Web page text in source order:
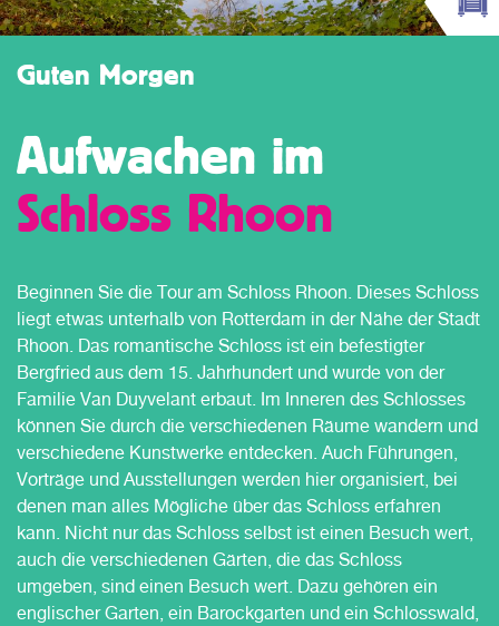
Guten Morgen
Aufwachen im
Schloss Rhoon
Beginnen Sie die Tour am Schloss Rhoon. Dieses Schloss
liegt etwas unterhalb von Rotterdam in der Nähe der Stadt
Rhoon. Das romantische Schloss ist ein befestigter
Bergfried aus dem 15. Jahrhundert und wurde von der
Familie Van Duyvelant erbaut. Im Inneren des Schlosses
können Sie durch die verschiedenen Räume wandern und
verschiedene Kunstwerke entdecken. Auch Führungen,
Vorträge und Ausstellungen werden hier organisiert, bei
denen man alles Mögliche über das Schloss erfahren
kann. Nicht nur das Schloss selbst ist einen Besuch wert,
auch die verschiedenen Gärten, die das Schloss
umgeben, sind einen Besuch wert. Dazu gehören ein
englischer Garten, ein Barockgarten und ein Schlosswald,